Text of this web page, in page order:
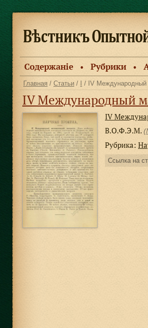
Содержанiе ● Рубрики ●
Главная / Статьи / / IV Международный
IV Международный
IV
В.О.Ф.Э.М. (
Рубрика:
Ссылка на